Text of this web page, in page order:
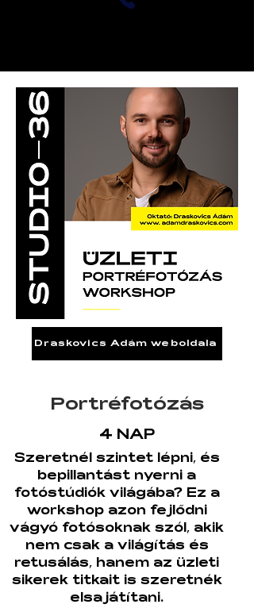
Draskovics Ádám weboldala
Portréfotózás
4 NAP
Szeretnél szintet lépni, és
bepillantást nyerni a
fotóstúdiók világába? Ez a
workshop azon fejlődni
vágyó fotósoknak szól, akik
nem csak a világítás és
retusálás, hanem az üzleti
sikerek titkait is szeretnék
elsajátítani.